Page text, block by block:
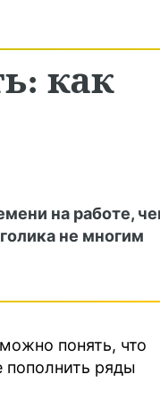
как
на работе,
не многим
понять, что
пополнить ряды